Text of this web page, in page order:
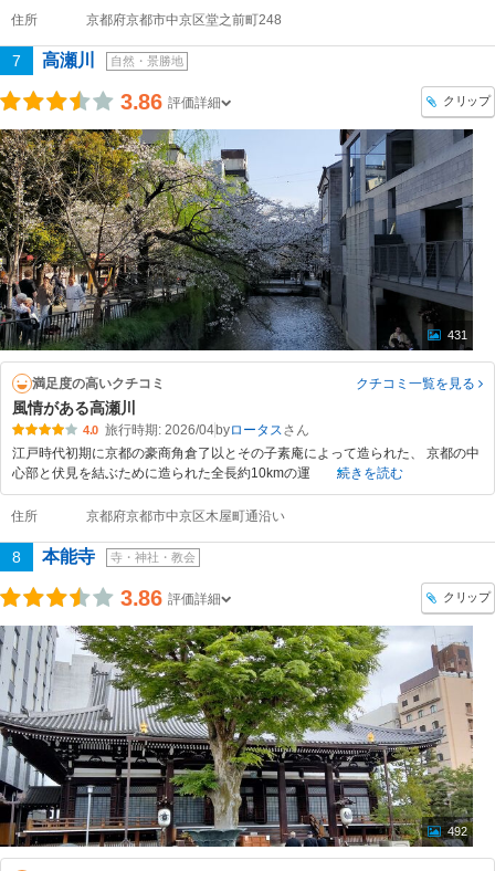
住所 京都府京都市中京区堂之前町248
7 高瀬川 自然・景勝地
3.86 評価詳細 クリップ
431
満足度の高いクチコミ クチコミ一覧を見る
風情がある高瀬川
4.0 旅行時期: 2026/04byロータス
江戸時代初期に京都の豪商角倉了以とその子素庵によって造られた、 京都の中
心部と伏見を結ぶために造られた全長約10kmの運
続きを読む
住所 京都府京都市中京区木屋町通沿い
8 本能寺 寺・神社・教会
3.86 評価詳細 クリップ
492